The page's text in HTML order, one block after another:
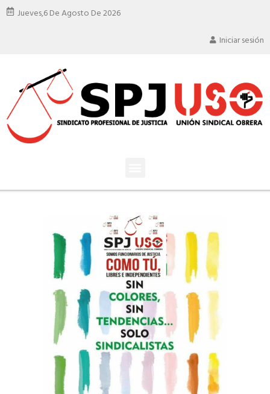
Jueves,6 De Agosto De 2026
Iniciar sesión